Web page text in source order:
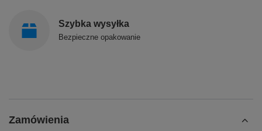
Szybka wysyłka
Bezpieczne opakowanie
Zamówienia